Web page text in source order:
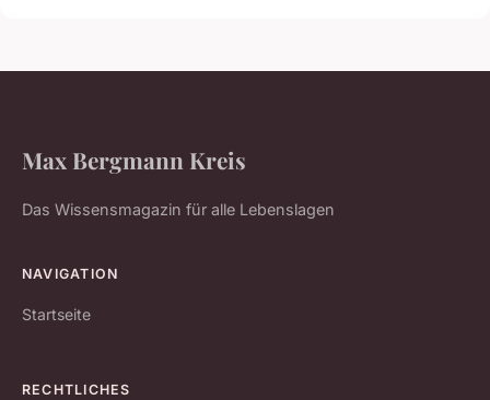
Max Bergmann Kreis
Das Wissensmagazin für alle Lebenslagen
NAVIGATION
Startseite
RECHTLICHES